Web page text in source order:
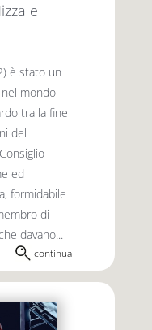
e
è stato un
mondo
tra la fine
del
ed
formidabile
di
davano...
continua